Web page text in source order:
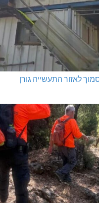
והצלת גפיים
לאזור התעשייה גורן